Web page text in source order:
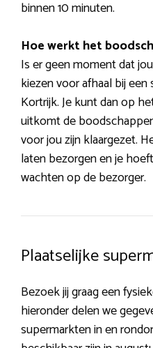
binnen 10 minuten.
Hoe werkt het
Is er geen moment dat
kiezen voor afhaal bij
Kortrijk. Je kunt dan op
uitkomt de
voor jou zijn klaargezet.
laten bezorgen en je
wachten op de bezorger.
Plaatselijke
Bezoek jij graag een
hieronder delen we
supermarkten in en